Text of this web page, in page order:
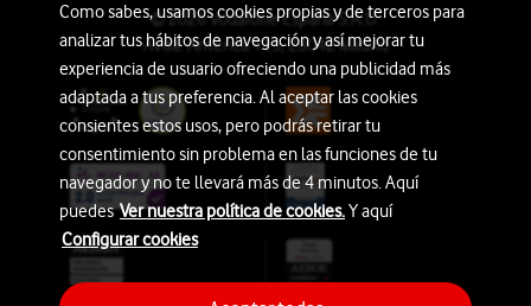
© 2026 Vodafone España S.A.U.
Avda. América 115, 28042 Madrid
Como sabes, usamos cookies propias y de terceros para
analizar tus hábitos de navegación y así mejorar tu
experiencia de usuario ofreciendo una publicidad más
adaptada a tus preferencia. Al aceptar las cookies
consientes estos usos, pero podrás retirar tu
consentimiento sin problema en las funciones de tu
navegador y no te llevará más de 4 minutos. Aquí
puedesVer nuestra política de cookies.Y aquí
Configurar cookies